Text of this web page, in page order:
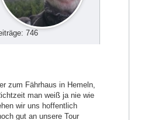
746
zum Fährhaus in Hemeln,
man weiß ja nie wie
wir uns hoffentlich
gut an unsere Tour